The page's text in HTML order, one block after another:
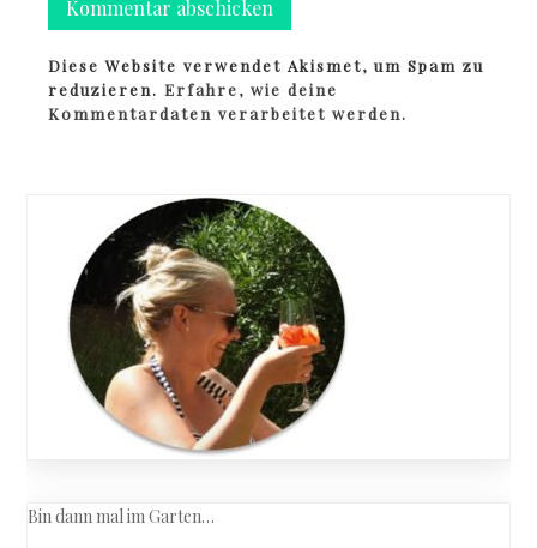
Diese Website verwendet Akismet, um Spam zu
reduzieren.Erfahre, wie deine
Kommentardaten verarbeitet werden.
Bin dann mal im Garten…